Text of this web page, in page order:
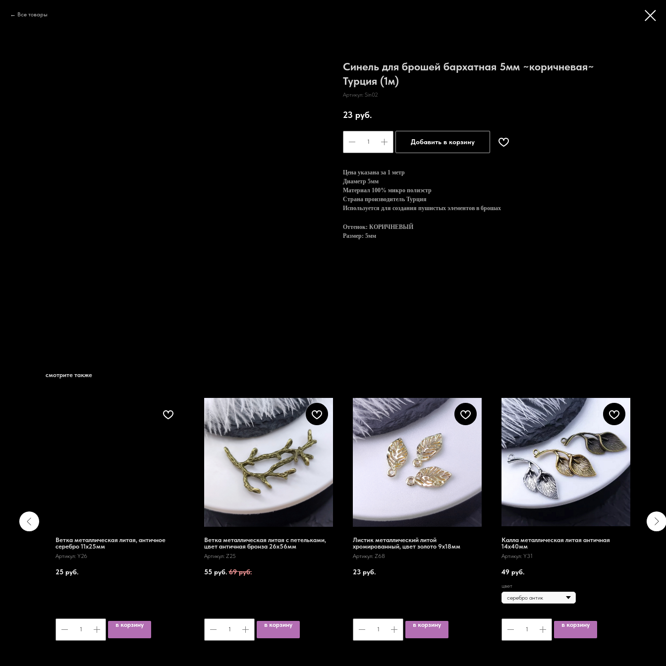
Все товары
Синель для брошей бархатная 5мм ~коричневая~
Турция (1м)
Артикул: Sin02
23 руб.
Добавить в корзину
Цена указана за 1 метр
Диаметр 5мм
Материал 100% микро полиэстр
Страна производитель Турция
Используется для создания пушистых элементов в брошах
Оттенок: КОРИЧНЕВЫЙ
Размер: 5мм
смотрите также
Ветка металлическая литая, античное
серебро 11х25мм
Артикул: Y26
25 руб.
в корзину
Ветка металлическая литая с петельками,
цвет античная бронза 26х56мм
Артикул: Z25
55 руб. 69 руб.
в корзину
Листик металлический литой
хромированный, цвет золото 9х18мм
Артикул: Z68
23 руб.
в корзину
Калла металлическая литая античная
14х40мм
Артикул: Y31
49 руб.
цвет
в корзину